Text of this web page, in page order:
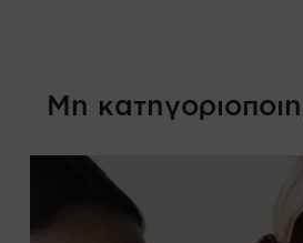
Μη